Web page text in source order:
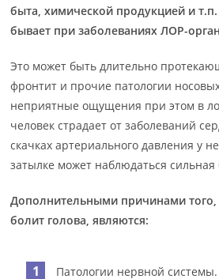
быта, химической продукцией и
бывает при заболеваниях ЛОР-
Это может быть длительно
фронтит и прочие патологии
неприятные ощущения при этом в
человек страдает от заболеваний
скачках артериального давления у
затылке может наблюдаться сильная
Дополнительными причинами того,
болит голова, являются:
Патологии нервной